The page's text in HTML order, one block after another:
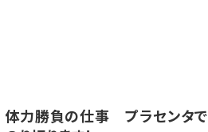
体力勝負の仕事 プラセンタで